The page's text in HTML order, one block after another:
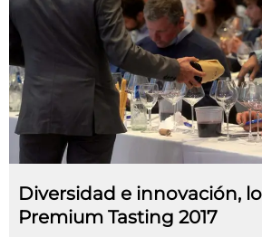
Diversidad e innovación,
Premium Tasting 2017